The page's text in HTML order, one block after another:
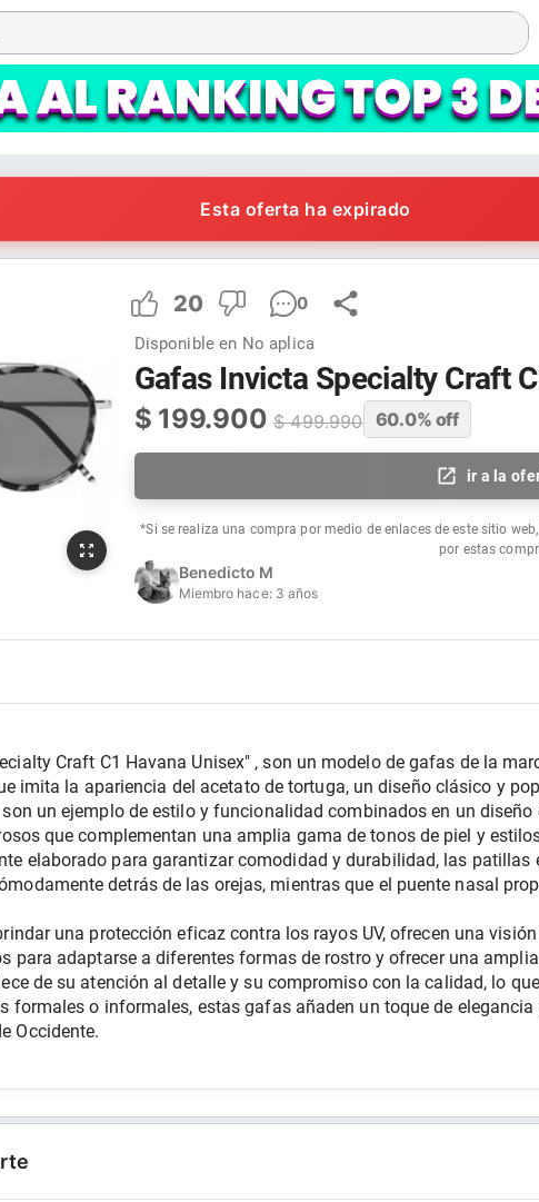
Esta oferta ha expirado
20 0
Disponible en No aplica
Gafas Invicta Specialty Craft
$ 199.900 $499.990 60.0% off
ir a la
*Si se realiza una compra por medio de enlaces de este sitio
por estas
Benedicto M
Miembro hace: 3 años
Craft C1 Havana Unisex" , son un modelo de gafas de la
imita la apariencia del acetato de tortuga, un diseño clásico y
un ejemplo de estilo y funcionalidad combinados en un
que complementan una amplia gama de tonos de piel y
elaborado para garantizar comodidad y durabilidad, las patillas
detrás de las orejas, mientras que el puente nasal
una protección eficaz contra los rayos UV, ofrecen una
para adaptarse a diferentes formas de rostro y ofrecer una
de su atención al detalle y su compromiso con la calidad, lo
formales o informales, estas gafas añaden un toque de
Occidente.